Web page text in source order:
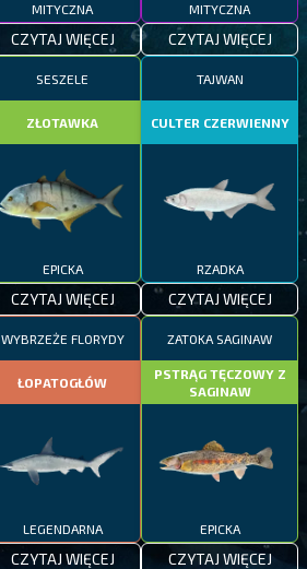
MITYCZNA
CZYTAJ WIĘCEJ
MITYCZNA
CZYTAJ WIĘCEJ
SESZELE
ZŁOTAWKA
EPICKA
CZYTAJ WIĘCEJ
TAJWAN
CULTER CZERWIENNY
RZADKA
CZYTAJ WIĘCEJ
WYBRZEŻE FLORYDY
ŁOPATOGŁÓW
LEGENDARNA
CZYTAJ WIĘCEJ
ZATOKA SAGINAW
PSTRĄG TĘCZOWY Z
SAGINAW
EPICKA
CZYTAJ WIĘCEJ